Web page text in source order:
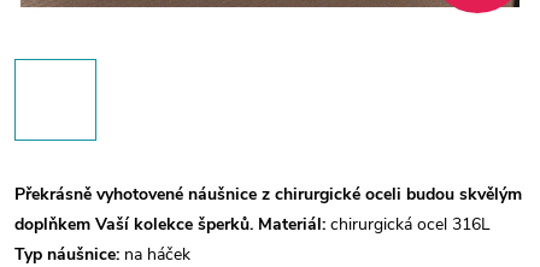
Překrásně vyhotovené náušnice z chirurgické oceli budou skvělým
doplňkem Vaší kolekce šperků. Materiál: chirurgická ocel 316L
Typ náušnice: na háček